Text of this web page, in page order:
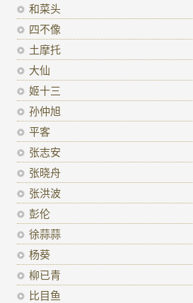
和菜头
四不像
土摩托
大仙
姬十三
孙仲旭
平客
张志安
张晓舟
张洪波
彭伦
徐蒜蒜
杨葵
柳已青
比目鱼